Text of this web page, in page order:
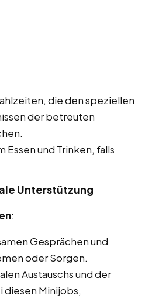
die den speziellen
der betreuten
und Trinken, falls
Unterstützung
:
Gesprächen und
oder Sorgen.
Austauschs und der
diesen Minijobs,